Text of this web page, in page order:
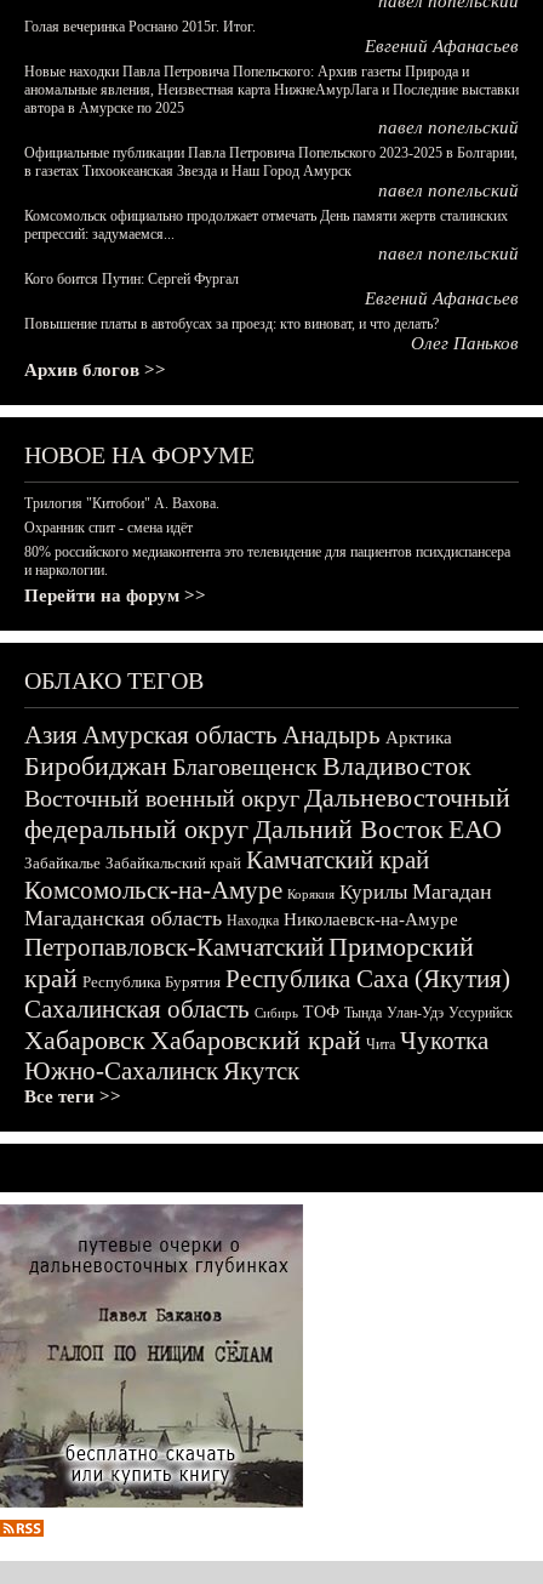
Голая вечеринка Роснано 2015г. Итог.
Евгений Афанасьев
Новые находки Павла Петровича Попельского: Архив газеты Природа и
аномальные явления, Неизвестная карта НижнеАмурЛага и Последние выставки
автора в Амурске по 2025
павел попельский
Официальные публикации Павла Петровича Попельского 2023-2025 в Болгарии,
в газетах Тихоокеанская Звезда и Наш Город Амурск
павел попельский
Комсомольск официально продолжает отмечать День памяти жертв сталинских
репрессий: задумаемся...
павел попельский
Кого боится Путин: Сергей Фургал
Евгений Афанасьев
Повышение платы в автобусах за проезд: кто виноват, и что делать?
Олег Паньков
Архив блогов >>
НОВОЕ НА ФОРУМЕ
Трилогия "Китобои" А. Вахова.
Охранник спит - смена идёт
80% российского медиаконтента это телевидение для пациентов психдиспансера
и наркологии.
Перейти на форум >>
ОБЛАКО ТЕГОВ
АзияАмурская область Анадырь Арктика
БиробиджанБлаговещенскВладивосток
Восточный военный округДальневосточный
федеральный округДальний ВостокЕАО
Забайкалье Забайкальский край Камчатский край
Комсомольск-на-Амуре Корякия Курилы Магадан
Магаданская область Находка Николаевск-на-Амуре
Петропавловск-КамчатскийПриморский
край Республика Бурятия Республика Саха (Якутия)
Сахалинская область Сибирь ТОФ Тында Улан-Удэ Уссурийск
ХабаровскХабаровский край Чита Чукотка
Южно-СахалинскЯкутск
Все теги >>